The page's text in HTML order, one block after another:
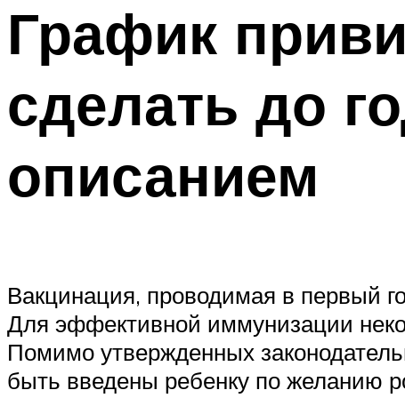
График
сделать до
описанием
Вакцинация, проводимая в первый
Для эффективной иммунизации
Помимо утвержденных
быть введены ребенку по желанию